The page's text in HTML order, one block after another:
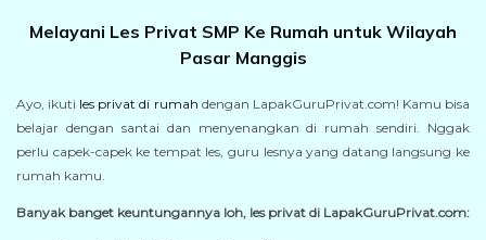
Melayani Les Privat SMP Ke Rumah untuk Wilayah
Pasar Manggis
Ayo, ikuti les privat di rumah dengan LapakGuruPrivat.com! Kamu bisa
belajar dengan santai dan menyenangkan di rumah sendiri. Nggak
perlu capek-capek ke tempat les, guru lesnya yang datang langsung ke
rumah kamu.
Banyak banget keuntungannya loh, les privat di LapakGuruPrivat.com: